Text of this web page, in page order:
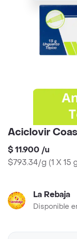
Aciclovir
$ 11.900 /u
$793.34/g (1 X 15
La Rebaja
Disponible